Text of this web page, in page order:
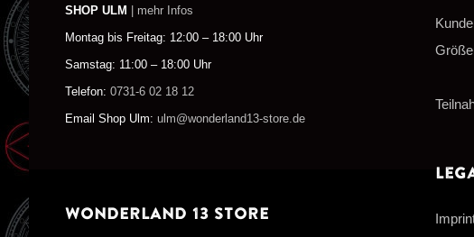
SHOP ULM | mehr Infos
Montag bis Freitag: 12:00 – 18:00 Uhr
Samstag: 11:00 – 18:00 Uhr
Telefon: 0731-6 02 18 12
Email Shop Ulm: ulm@wonderland13-store.de
WONDERLAND 13 STORE